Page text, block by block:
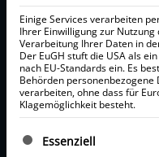
RECHTLICHES
Impressum
Datenschutz
Einige Services verarbeiten
Ihrer Einwilligung zur
Verarbeitung Ihrer Daten in
Der EuGH stuft die USA als
nach EU-Standards ein. Es
Behörden
verarbeiten, ohne dass für
Klagemöglichkeit besteht.
Es folgt eine Liste
Essenziell